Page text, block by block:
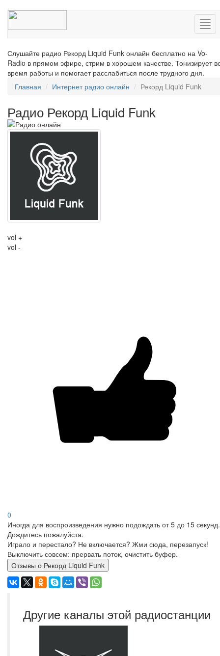
Слушайте радио Рекорд Liquid Funk онлайн бесплатно на Vo-
Radio в прямом эфире, стрим в хорошем качестве. Тонизирует
время работы и помогает расслабиться после трудного дня.
Главная
Интернет радио онлайн Рекорд Liquid Funk
Радио Рекорд Liquid Funk
vol +
vol -
0
Иногда для воспроизведения нужно подождать от 5 до 15 секунд.
Дождитесь пожалуйста.
Играло и перестало? Не включается? Жми сюда, перезапуск!
Выключить совсем: прервать поток, очистить буфер.
Отзывы о Рекорд Liquid Funk
Другие каналы этой радиостанции